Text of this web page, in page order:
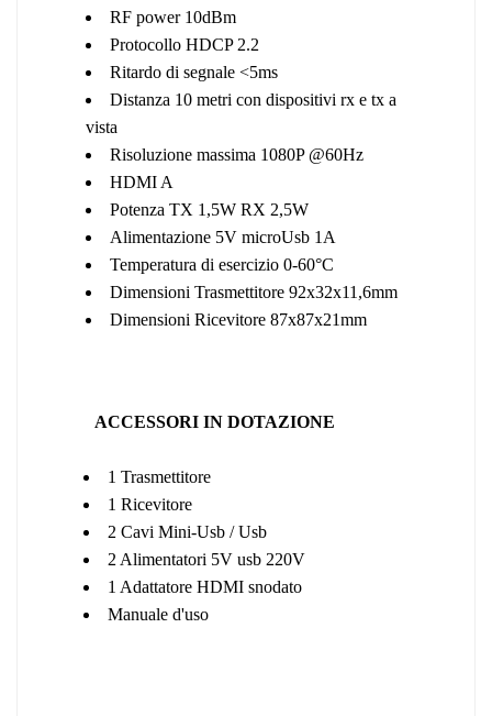
RF power 10dBm
Protocollo HDCP 2.2
Ritardo di segnale <5ms
Distanza 10 metri con dispositivi rx e tx a
vista
Risoluzione massima 1080P @60Hz
HDMI A
Potenza TX 1,5W RX 2,5W
Alimentazione 5V microUsb 1A
Temperatura di esercizio 0-60°C
Dimensioni Trasmettitore 92x32x11,6mm
Dimensioni Ricevitore 87x87x21mm
ACCESSORI IN DOTAZIONE
1 Trasmettitore
1 Ricevitore
2 Cavi Mini-Usb / Usb
2 Alimentatori 5V usb 220V
1 Adattatore HDMI snodato
Manuale d'uso